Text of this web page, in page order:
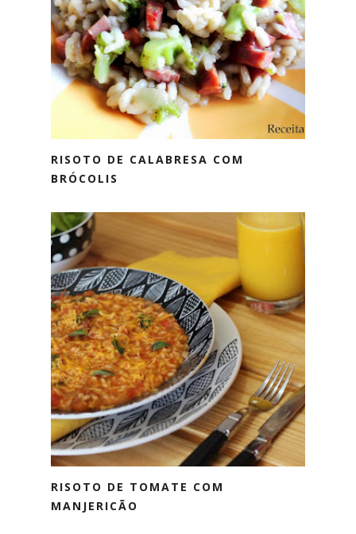
RISOTO DE CALABRESA COM
BRÓCOLIS
RISOTO DE TOMATE COM
MANJERICÃO